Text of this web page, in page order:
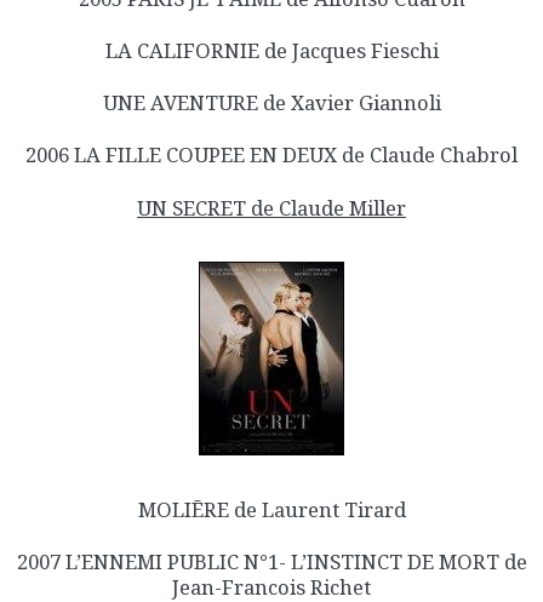
LA CALIFORNIE de Jacques Fieschi
UNE AVENTURE de Xavier Giannoli
2006 LA FILLE COUPEE EN DEUX de Claude Chabrol
UN SECRET de Claude Miller
MOLIĒRE de Laurent Tirard
2007 L’ENNEMI PUBLIC N°1- L’INSTINCT DE MORT de
Jean-Francois Richet